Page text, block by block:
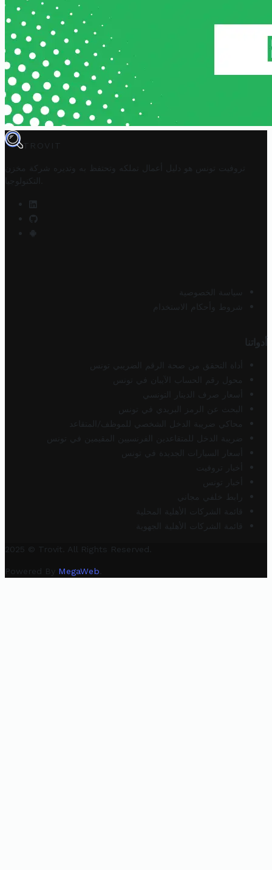
TROVIT
تروفيت تونس هو دليل أعمال تملكه وتحتفظ به وتديره
شركة مخزن
التكنولوجيا
سياسة الخصوصية
شروط وأحكام الاستخدام
أدواتنا
أداة التحقق من صحة الرقم الضريبي تونس
محول رقم الحساب الآيبان في تونس
أسعار صرف الدينار التونسي
البحث عن الرمز البريدي في تونس
محاكي ضريبة الدخل الشخصي للموظف/المتقاعد
ضريبة الدخل للمتقاعدين الفرنسيين المقيمين في تونس
أسعار السيارات الجديدة في تونس
أخبار تروفيت
أخبار تونس
رابط خلفي مجاني
قائمة الشركات الأهلية المحلية
قائمة الشركات الأهلية الجهوية
2025 © Trovit. All Rights Reserved.
Powered By MegaWeb